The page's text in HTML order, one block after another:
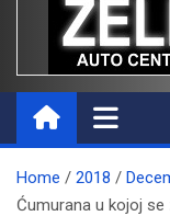
Home 2018
Ćumurana u kojoj